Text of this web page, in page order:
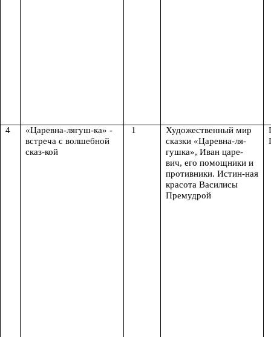
4
«Царевна-лягуш-ка» -
встреча с волшебной
сказ-кой
1
Художественный мир
сказки «Царевна-ля-
гушка», Иван царе-
вич, его помощники и
противники. Истин-ная
красота Василисы
Премудрой